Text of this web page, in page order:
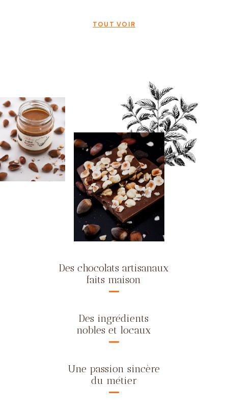
TOUT VOIR
Des chocolats artisanaux
faits maison
Des ingrédients
nobles et locaux
Une passion sincère
du métier